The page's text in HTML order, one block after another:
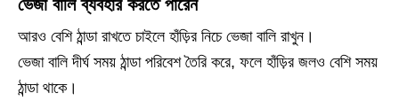
ভেজা বালি ব্যবহার করতে পারেন
আরও বেশি ঠান্ডা রাখতে চাইলে হাঁড়ির নিচে ভেজা বালি রাখুন।
ভেজা বালি দীর্ঘ সময় ঠান্ডা পরিবেশ তৈরি করে, ফলে হাঁড়ির জলও বেশি সময়
ঠান্ডা থাকে।